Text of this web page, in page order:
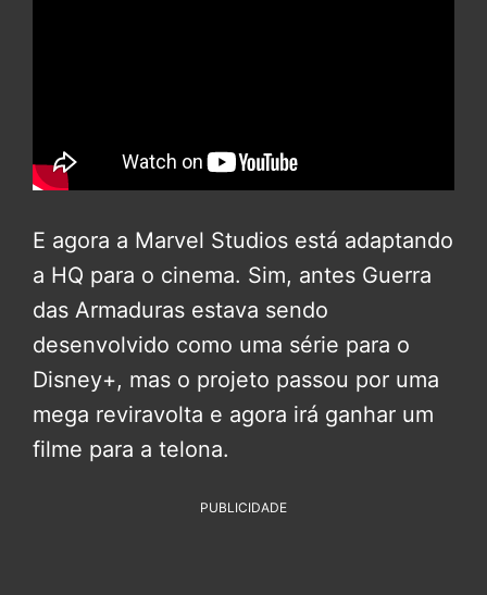
E agora a Marvel Studios está adaptando
a HQ para o cinema. Sim, antes Guerra
das Armaduras estava sendo
desenvolvido como uma série para o
Disney+, mas o projeto passou por uma
mega reviravolta e agora irá ganhar um
filme para a telona.
PUBLICIDADE